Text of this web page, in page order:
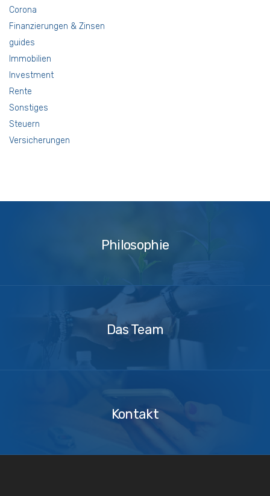
Corona
Finanzierungen & Zinsen
guides
Immobilien
Investment
Rente
Sonstiges
Steuern
Versicherungen
Philosophie
Das
Das Team
Kontakt